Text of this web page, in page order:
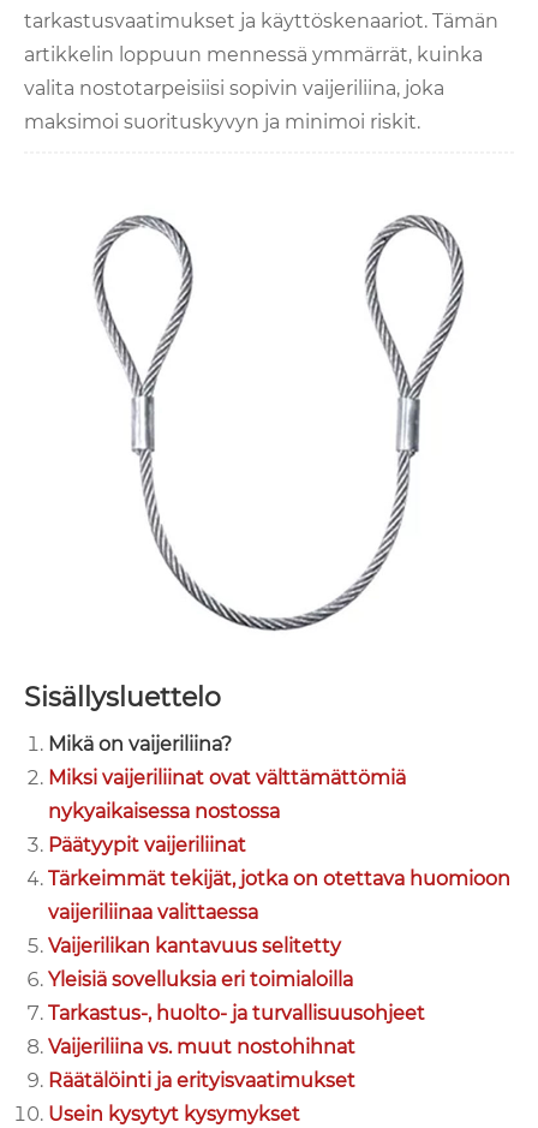
tarkastusvaatimukset ja käyttöskenaariot. Tämän
artikkelin loppuun mennessä ymmärrät, kuinka
valita nostotarpeisiisi sopivin vaijeriliina, joka
maksimoi suorituskyvyn ja minimoi riskit.
Sisällysluettelo
Mikä on vaijeriliina?
Miksi vaijeriliinat ovat välttämättömiä
nykyaikaisessa nostossa
Päätyypit vaijeriliinat
Tärkeimmät tekijät, jotka on otettava huomioon
vaijeriliinaa valittaessa
Vaijerilikan kantavuus selitetty
Yleisiä sovelluksia eri toimialoilla
Tarkastus-, huolto- ja turvallisuusohjeet
Vaijeriliina vs. muut nostohihnat
Räätälöinti ja erityisvaatimukset
Usein kysytyt kysymykset